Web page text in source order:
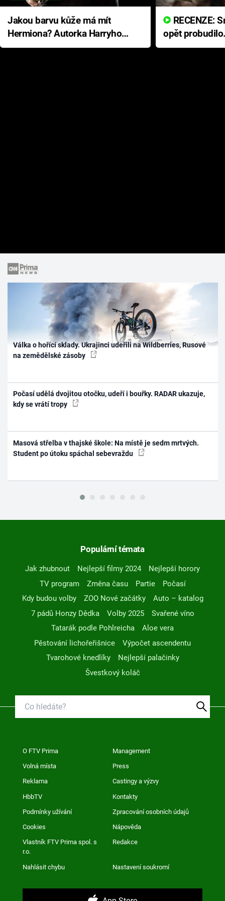
Jakou barvu kůže má mít
Hermiona? Autorka Harryho
Pottera přišla s ráznou
opět
přichází s
Válka o hořící sklady. Ukrajinci udeřili na Wildberries, Rusové
na zemědělské zásoby
Počasí udělá dvojitou otočku, udeří i bouřky. RADAR ukazuje,
kdy se vrátí tropy
Masová střelba v thajské škole: Na místě je sedm mrtvých.
Student po útoku spáchal sebevraždu
Populární témata
Jak zhubnout Nejlepší filmy 2024
Nejlepší horory
TV program
Změna času Partie
Počasí
Kdy budou volby
ZOO Nové začátky
Auto – katalog
7 pádů Honzy Dědka
Volby 2025
Svařené víno
Tatarák podle Pohlreicha
Aloe vera
Pěstování lichořeřišnice
Výpočet ascendentu
Tvarohové knedlíky
Nejlepší palačinky
Švestkový koláč
O FTV Prima Management
Volná místa Press
Reklama Castingy a výzvy
HbbTV Kontakty
Podmínky užívání Zpracování osobních údajů
Cookies Nápověda
Vlastník FTV Prima spol. s
r.o.
Redakce
Nahlásit chybu Nastavení soukromí